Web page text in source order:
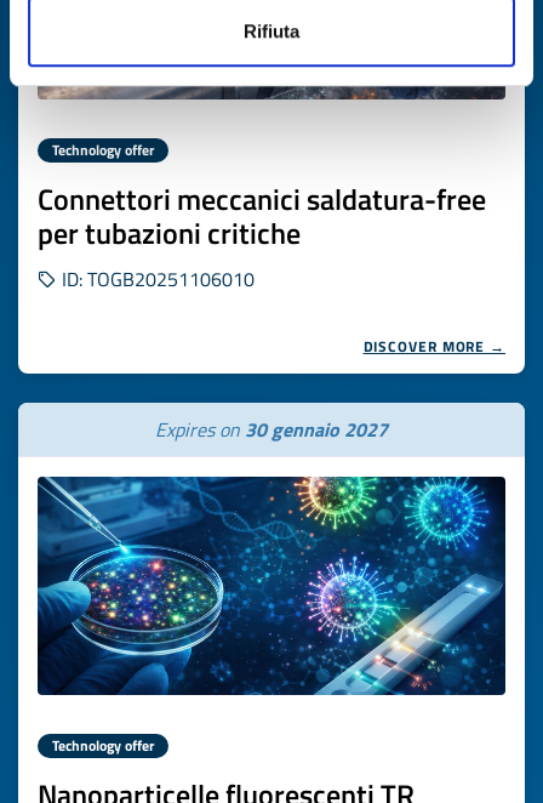
Rifiuta
Technology offer
Connettori meccanici saldatura-free
per tubazioni critiche
ID: TOGB20251106010
DISCOVER MORE →
Expires on 30 gennaio 2027
Technology offer